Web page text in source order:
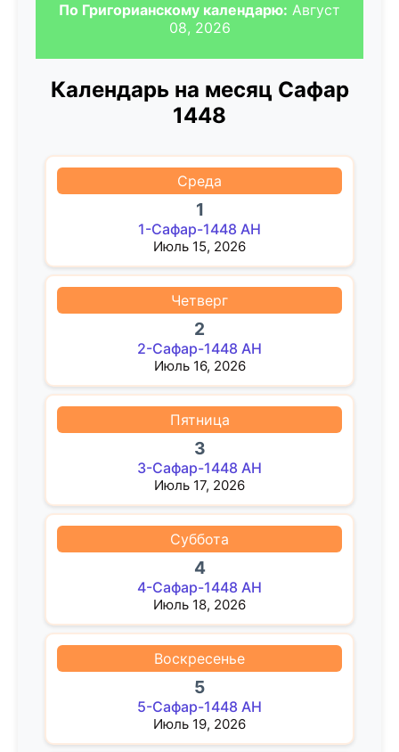
По Григорианскому календарю: Август
08, 2026
Календарь на месяц Сафар
1448
Среда
1
1-Сафар-1448 AH
Июль 15, 2026
Четверг
2
2-Сафар-1448 AH
Июль 16, 2026
Пятница
3
3-Сафар-1448 AH
Июль 17, 2026
Суббота
4
4-Сафар-1448 AH
Июль 18, 2026
Воскресенье
5
5-Сафар-1448 AH
Июль 19, 2026